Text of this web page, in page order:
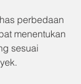
perbedaan
menentukan
sesuai